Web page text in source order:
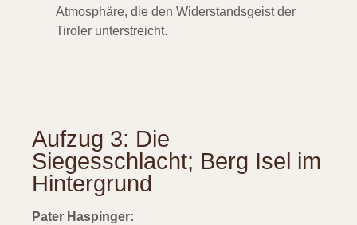
Atmosphäre, die den Widerstandsgeist der
Tiroler unterstreicht.
Aufzug 3: Die
Siegesschlacht; Berg Isel im
Hintergrund
Pater Haspinger: